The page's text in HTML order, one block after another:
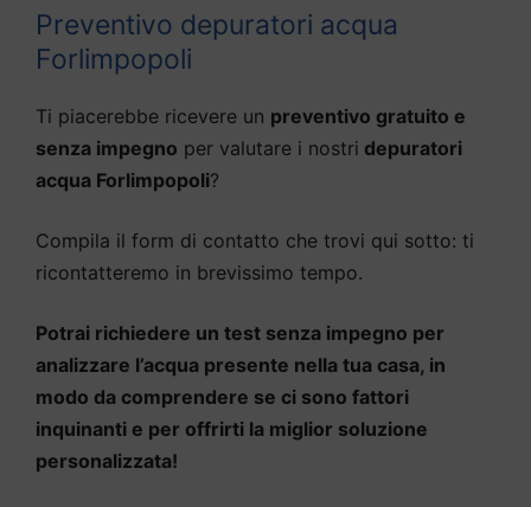
Preventivo depuratori acqua
Forlimpopoli
Ti piacerebbe ricevere un preventivo gratuito e
senza impegno per valutare i nostri depuratori
acqua Forlimpopoli?
Compila il form di contatto che trovi qui sotto: ti
ricontatteremo in brevissimo tempo.
Potrai richiedere un test senza impegno per
analizzare l’acqua presente nella tua casa, in
modo da comprendere se ci sono fattori
inquinanti e per offrirti la miglior soluzione
personalizzata!